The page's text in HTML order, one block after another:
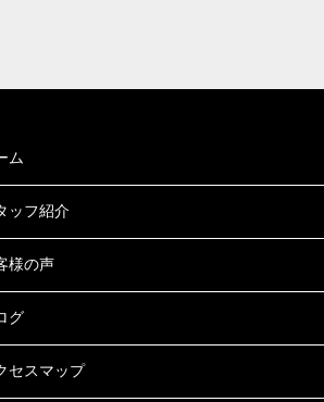
ム
ッフ紹介
様の声
グ
セスマップ